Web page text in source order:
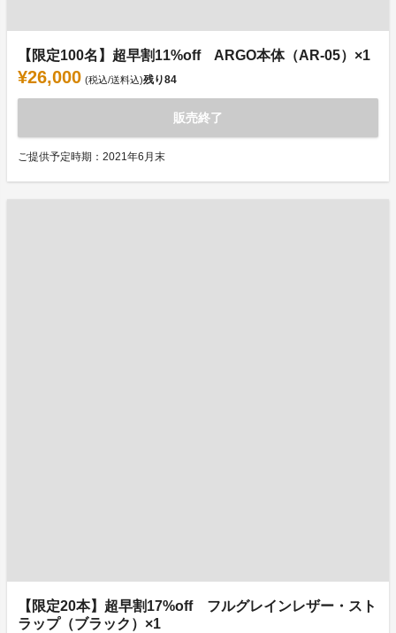
【限定100名】超早割11%off ARGO本体（AR-05）×1
¥26,000 (税込/送料込)残り84
販売終了
ご提供予定時期：2021年6月末
【限定20本】超早割17%off フルグレインレザー・スト
ラップ（ブラック）×1